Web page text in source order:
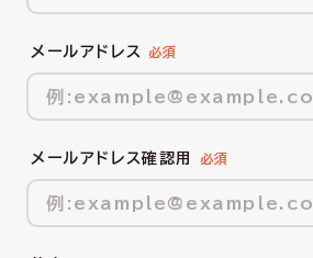
メールアドレス
メールアドレス確認用